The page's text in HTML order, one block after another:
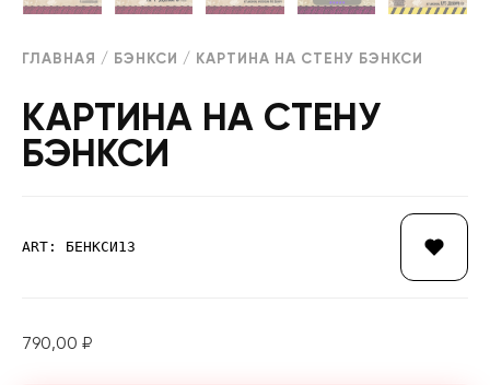
ГЛАВНАЯ / БЭНКСИ / КАРТИНА НА СТЕНУ БЭНКСИ
КАРТИНА НА СТЕНУ
БЭНКСИ
ART: БЕНКСИ13
790,00 ₽